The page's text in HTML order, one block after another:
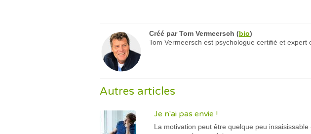
Créé parTom Vermeersch (bio)
Tom Vermeersch est psychologue certifié et
Autres articles
Je n'ai pas envie !
La motivation peut être quelque peu